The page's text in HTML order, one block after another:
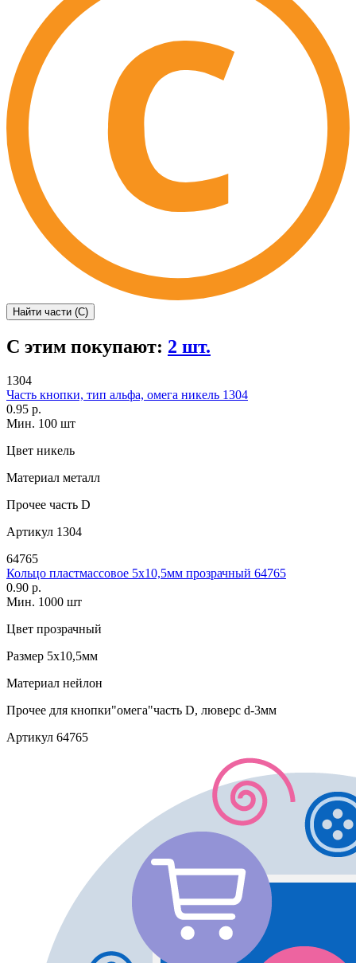
Найти части (C)
С этим покупают: 2 шт.
1304
Часть кнопки, тип альфа, омега никель 1304
0.95 р.
Мин. 100 шт
Цвет никель
Материал металл
Прочее часть D
Артикул 1304
64765
Кольцо пластмассовое 5х10,5мм прозрачный 64765
0.90 р.
Мин. 1000 шт
Цвет прозрачный
Размер 5х10,5мм
Материал нейлон
Прочее для кнопки"омега"часть D, люверс d-3мм
Артикул 64765